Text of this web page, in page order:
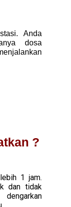
Anda
dosa
?
1 jam.
dan tidak